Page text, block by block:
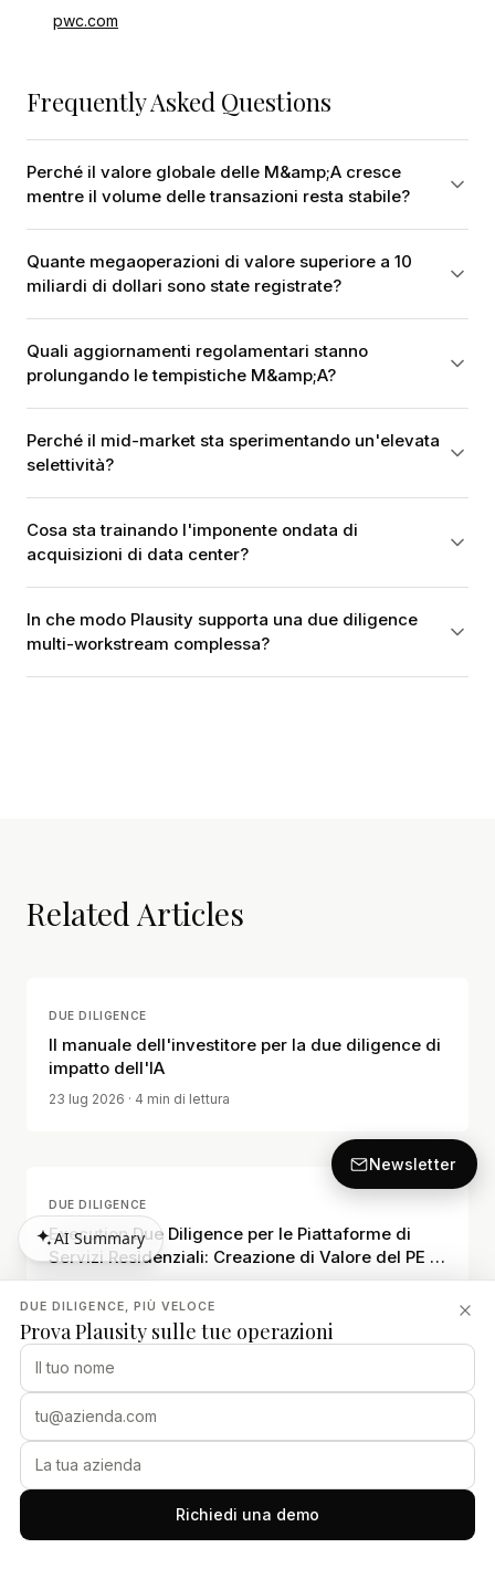
pwc.com
Frequently Asked Questions
Perché il valore globale delle M&amp;A cresce
mentre il volume delle transazioni resta stabile?
Quante megaoperazioni di valore superiore a 10
miliardi di dollari sono state registrate?
Quali aggiornamenti regolamentari stanno
prolungando le tempistiche M&amp;A?
Perché il mid-market sta sperimentando un'elevata
selettività?
Cosa sta trainando l'imponente ondata di
acquisizioni di data center?
In che modo Plausity supporta una due diligence
multi-workstream complessa?
Related Articles
DUE DILIGENCE
Il manuale dell'investitore per la due diligence di
impatto dell'IA
23 lug 2026 · 4 min di lettura
DUE DILIGENCE
Execution Due Diligence per le Piattaforme di
Servizi Residenziali: Creazione di Valore del PE e
Disciplina Operativa
DUE DILIGENCE
Due Diligence degli Independent Sponsor: Come
gli Investitori Dovrebbero Valutare gli Sponsor PE
Deal-by-Deal Prima di Impegnare Capitale
DUE DILIGENCE, PIÙ VELOCE
Prova Plausity sulle tue operazioni
Richiedi una demo
AI Summary
AI Summary
Newsletter